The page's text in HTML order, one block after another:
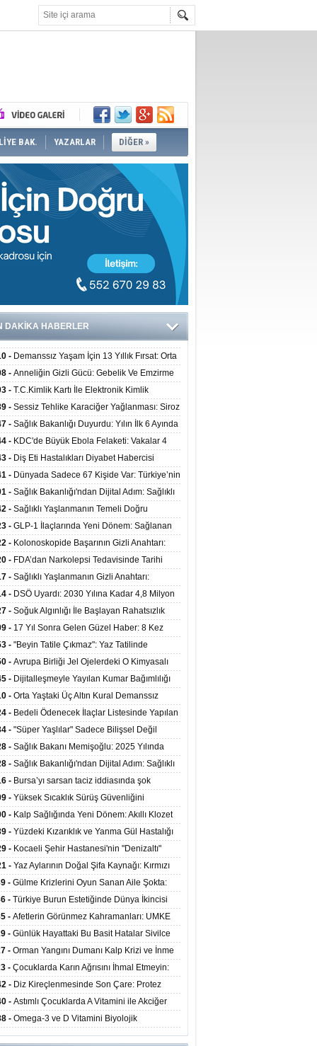
BAK. YAZARLAR DİĞER »
DAKİKA HABERLER
- Demanssız Yaşam İçin 13 Yıllık Fırsat: Orta
Yaşam Tarzı Beyin Sağlığını Belirliyor
- Anneliğin Gizli Gücü: Gebelik Ve Emzirme
Dayanıklılığı Artırabilir Mi?
- T.C.Kimlik Kartı İle Elektronik Kimlik
Yöntemi (Biyometrik Kimlik Doğrulama
07.08.2026
- Sessiz Tehlike Karaciğer Yağlanması: Siroz
Krizine Davetiye Çıkarıyor!
- Sağlık Bakanlığı Duyurdu: Yılın İlk 6 Ayında
Fazla Hasta Hiperbarik Oksijen Tedavisi
- KDC'de Büyük Ebola Felaketi: Vakalar 4
Virüste Mutasyon Şüphesi!
- Diş Eti Hastalıkları Diyabet Habercisi
Ağız Sağlığı Ve Şeker Arasındaki Çift Yönlü
- Dünyada Sadece 67 Kişide Var: Türkiye’nin
Sendromu Vakası Diyarbakır’da
Edildi
- Sağlık Bakanlığı'ndan Dijital Adım: Sağlıklı
Merkezlerinde Uzaktan Danışmanlık Dönemi
- Sağlıklı Yaşlanmanın Temeli Doğru
Geçiyor: İleri Yaşta Hangi Besin
İhtiyaç Duyuluyor?
- GLP-1 İlaçlarında Yeni Dönem: Sağlanan
Yalnızca Kilo Kaybıyla Sınırlı Değil
- Kolonoskopide Başarının Gizli Anahtarı:
Bağırsak Temizliği Poliplerin Gözden
Neden Oluyor
- FDA’dan Narkolepsi Tedavisinde Tarihi
Oreksin Sistemini Hedefleyen İlk İlaç
Sunuldu
- Sağlıklı Yaşlanmanın Gizli Anahtarı:
Kuvvet Antrenmanı Kas Ve Kemik Sağlığını
- DSÖ Uyardı: 2030 Yılına Kadar 4,8 Milyon
ve Ebe Açığı Oluşabilir
- Soğuk Algınlığı İle Başlayan Rahatsızlık
Yetmezliği Çıktı: 17 Yıl Sonra Nakille
Tutundu
- 17 Yıl Sonra Gelen Güzel Haber: 8 Kez
Hastaya 9'uncu Çağrıda Nakil Yapıldı
- "Beyin Tatile Çıkmaz": Yaz Tatilinde
Yüzde 39'u Unutulabiliyor
- Avrupa Birliği Jel Ojelerdeki O Kimyasalı
Kısırlık ve Alerji Riski Uyarısı
- Dijitalleşmeyle Yayılan Kumar Bağımlılığı
ve Aileyi Yıkıma Uğratıyor
- Orta Yaştaki Üç Altın Kural Demanssız
13 Yıl Uzatabiliyor
- Bedeli Ödenecek İlaçlar Listesinde Yapılan
Hakkında Duyuru 2026/30
- "Süper Yaşlılar" Sadece Bilişsel Değil
Olarak da Daha Sağlıklı Yaşıyor
- Sağlık Bakanı Memişoğlu: 2025 Yılında
Aşkın Kişiye Emzirme Eğitimi Verildi
- Sağlık Bakanlığı'ndan Dijital Adım: Sağlıklı
Merkezlerinde Uzaktan Sağlık Hizmeti
- Bursa’yı sarsan taciz iddiasında şok
- Yüksek Sıcaklık Sürüş Güvenliğini
40 Derecede Güvenli Sürüş Süresi 53
İniyor
- Kalp Sağlığında Yeni Dönem: Akıllı Klozet
30 Saniyede Ritim Bozukluğunu Tespit
- Yüzdeki Kızarıklık ve Yanma Gül Hastalığı
Belirtisi Olabilir
- Kocaeli Şehir Hastanesi'nin "Denizaltı"
Ünitesi Hastalara Umut Oluyor
- Yaz Aylarının Doğal Şifa Kaynağı: Kırmızı
Bağışıklığı ve Kalbi Koruyor
- Gülme Krizlerini Oyun Sanan Aile Şokta:
Çocuk 8 Kez Felç Geçirdi
- Türkiye Burun Estetiğinde Dünya İkincisi
- Afetlerin Görünmez Kahramanları: UMKE
Görev Başında
- Günlük Hayattaki Bu Basit Hatalar Sivilce
Tetikliyor
- Orman Yangını Dumanı Kalp Krizi ve İnme
Artırıyor
- Çocuklarda Karın Ağrısını İhmal Etmeyin:
Habercisi Olabilir
- Diz Kireçlenmesinde Son Çare: Protez
İle Yaşam Kalitesi Artıyor
- Astımlı Çocuklarda A Vitamini ile Akciğer
Arasında Bağlantı Bulundu
- Omega-3 ve D Vitamini Biyolojik
Yavaşlatabilir